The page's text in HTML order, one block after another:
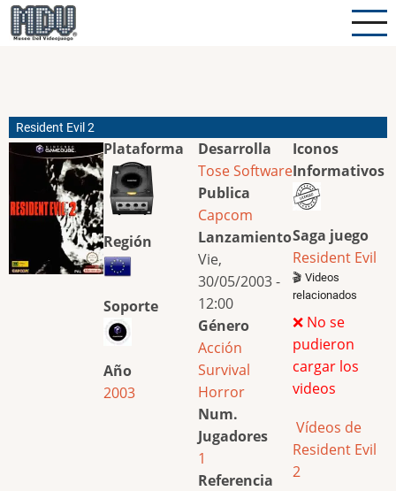
Pasar
al
Resident Evil 2
Plataforma
Región
Soporte
Año
2003
Desarrolla
Tose Software
Publica
Capcom
Lanzamiento
Vie,
30/05/2003 -
12:00
Género
Acción
Survival
Horror
Num.
Jugadores
1
Referencia
Iconos
Informativos
Saga juego
Resident Evil
🎬 Videos
relacionados
❌ No se
pudieron
cargar los
videos
Vídeos de
Resident Evil
2